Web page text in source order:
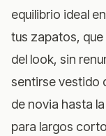
equilibrio ideal
tus zapatos,
del look, sin
sentirse vestido
de novia hasta
para largos